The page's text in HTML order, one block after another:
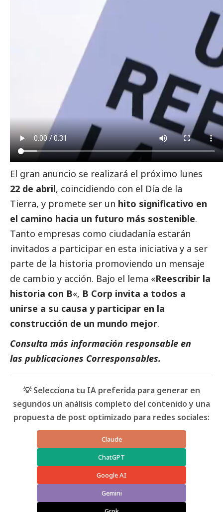
El gran anuncio se realizará el próximo lunes
22 de abril, coincidiendo con el Día de la
Tierra, y promete ser un hito significativo en
el camino hacia un futuro más sostenible.
Tanto empresas como ciudadanía estarán
invitados a participar en esta iniciativa y a ser
parte de la historia promoviendo un mensaje
de cambio y acción. Bajo el lema «Reescribir la
historia con B«, B Corp invita a todos a
unirse a su causa y participar en la
construcción de un mundo mejor.
Consulta más información responsable en
las publicaciones Corresponsables.
💡 Selecciona tu IA preferida para generar en
segundos un análisis completo del contenido y una
propuesta de post optimizado para redes sociales:
Claude
ChatGPT
Google AI
Gemini